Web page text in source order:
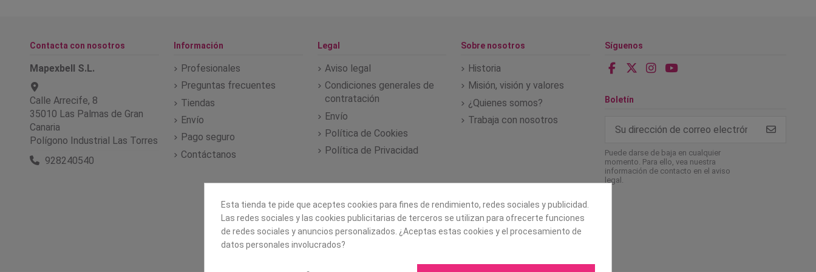
Contacta con nosotros
Mapexbell S.L.
Calle Arrecife, 8
35010 Las Palmas de Gran
Canaria
Polígono Industrial Las Torres
928240540
Información
Profesionales
Preguntas frecuentes
Tiendas
Envío
Pago seguro
Contáctanos
Legal
Aviso legal
Condiciones generales de
contratación
Envío
Política de Cookies
Política de Privacidad
Sobre nosotros
Historia
Misión, visión y valores
¿Quienes somos?
Trabaja con nosotros
Síguenos
Boletín
Puede darse de baja en cualquier
momento. Para ello, vea nuestra
información de contacto en el aviso
legal.
Esta tienda te pide que aceptes cookies para fines de rendimiento, redes sociales y publicidad.
Las redes sociales y las cookies publicitarias de terceros se utilizan para ofrecerte funciones
de redes sociales y anuncios personalizados. ¿Aceptas estas cookies y el procesamiento de
datos personales involucrados?